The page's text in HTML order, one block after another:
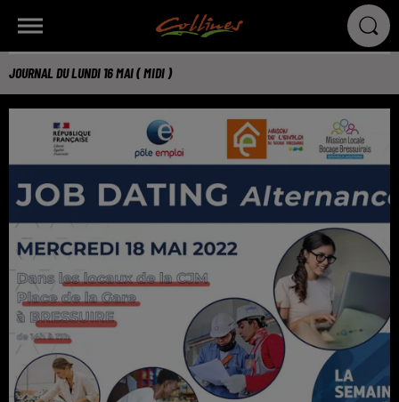
JOURNAL DU LUNDI 16 MAI ( MIDI )